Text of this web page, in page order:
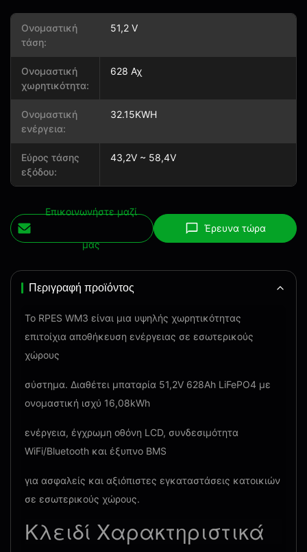
Ονομαστική
τάση:
51,2 V
Ονομαστική
χωρητικότητα:
628 Αχ
Ονομαστική
ενέργεια:
32.15KWH
Εύρος τάσης
εξόδου:
43,2V ~ 58,4V
Επικοινωνήστε μαζί
μας
Έρευνα τώρα
Περιγραφή προϊόντος
Το RPES WM3 είναι μια υψηλής χωρητικότητας
επιτοίχια αποθήκευση ενέργειας σε εσωτερικούς
χώρους
σύστημα. Διαθέτει μπαταρία 51,2V 628Ah LiFePO4 με
ονομαστική ισχύ 16,08kWh
ενέργεια, έγχρωμη οθόνη LCD, συνδεσιμότητα
WiFi/Bluetooth και έξυπνο BMS
για ασφαλείς και αξιόπιστες εγκαταστάσεις κατοικιών
σε εσωτερικούς χώρους.
Κλειδί Χαρακτηριστικά